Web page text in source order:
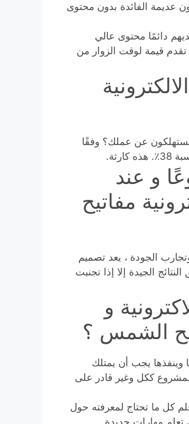
عديمة الفائدة بدون محتوى
دائمًا محتوى عالي
تقدم قيمة لوقت الزوار من
عن عملك؟ وفقًا
و عند
مفاتيح
الجودة ، يعد تصميم
الجيدة إلا إذا تجنبت
و
الشمس ؟
وينفذها يجب أن يمتلك
ككل وغير قادر على
كل ما تحتاج لمعرفته حول